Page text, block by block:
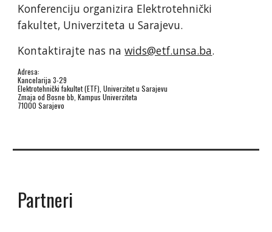
Konferenciju organizira Elektrotehnički
fakultet, Univerziteta u Sarajevu.
Kontaktirajte nas na wids@etf.unsa.ba.
Adresa:
Kancelarija 3-29
Elektrotehnički fakultet (ETF), Univerzitet u Sarajevu
Zmaja od Bosne bb, Kampus Univerziteta
71000 Sarajevo
Partneri